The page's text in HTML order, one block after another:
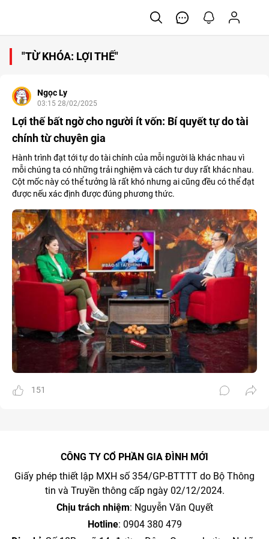
"TỪ KHÓA: LỢI THẾ"
Ngọc Ly
03:15 28/02/2025
Lợi thế bất ngờ cho người ít vốn: Bí quyết tự do tài
chính từ chuyên gia
Hành trình đạt tới tự do tài chính của mỗi người là khác nhau vì
mỗi chúng ta có những trải nghiệm và cách tư duy rất khác nhau.
Cột mốc này có thể tưởng là rất khó nhưng ai cũng đều có thể đạt
được nếu xác định được đúng phương thức.
151
CÔNG TY CỔ PHẦN GIA ĐÌNH MỚI
Giấy phép thiết lập MXH số 354/GP-BTTTT do Bộ Thông
tin và Truyền thông cấp ngày 02/12/2024.
Chịu trách nhiệm: Nguyễn Văn Quyết
Hotline: 0904 380 479